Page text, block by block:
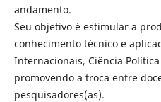
andamento.
Seu objetivo é estimular a
conhecimento técnico e
Internacionais, Ciência
promovendo a troca entre
pesquisadores(as).